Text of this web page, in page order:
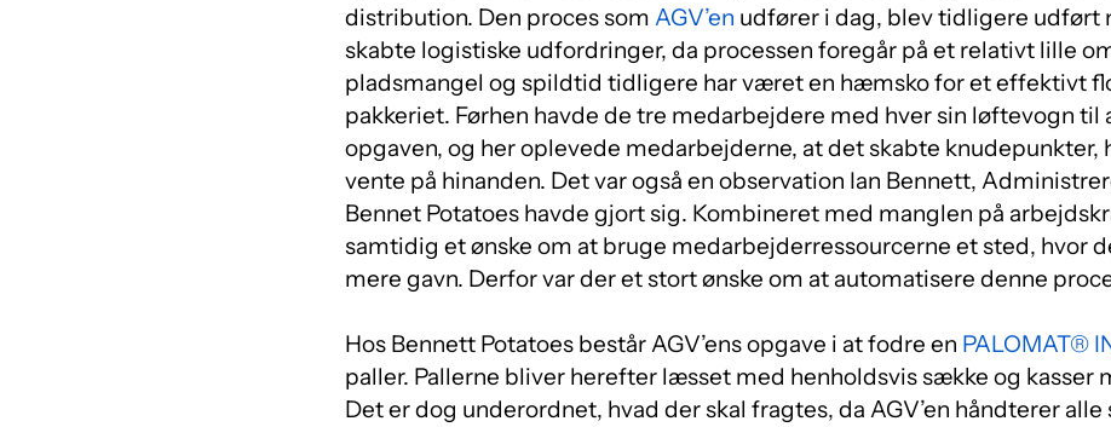
distribution. Den proces som AGV’en udfører i dag, blev tidligere udført
skabte logistiske udfordringer, da processen foregår på et relativt lille
pladsmangel og spildtid tidligere har været en hæmsko for et effektivt
pakkeriet. Førhen havde de tre medarbejdere med hver sin løftevogn til
opgaven, og her oplevede medarbejderne, at det skabte knudepunkter,
vente på hinanden. Det var også en observation Ian Bennett,
Bennet Potatoes havde gjort sig. Kombineret med manglen på
samtidig et ønske om at bruge medarbejderressourcerne et sted, hvor
mere gavn. Derfor var der et stort ønske om at automatisere denne
Hos Bennett Potatoes består AGV’ens opgave i at fodre en PALOMAT®
paller. Pallerne bliver herefter læsset med henholdsvis sække og kasser
Det er dog underordnet, hvad der skal fragtes, da AGV’en håndterer alle